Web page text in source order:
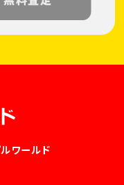
ワールド